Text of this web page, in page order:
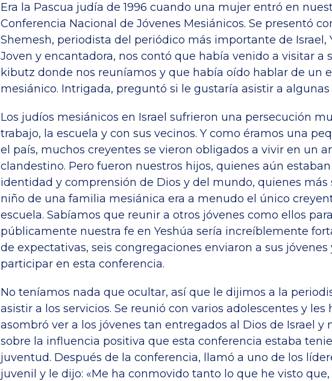
Era la Pascua judía de 1996 cuando una mujer entró en
Conferencia Nacional de Jóvenes Mesiánicos. Se presentó
Shemesh, periodista del periódico más importante de Israel,
Joven y encantadora, nos contó que había venido a visitar a
kibutz donde nos reuníamos y que había oído hablar de un
mesiánico. Intrigada, preguntó si le gustaría asistir a algunas
Los judíos mesiánicos en Israel sufrieron una persecución
trabajo, la escuela y con sus vecinos. Y como éramos una
el país, muchos creyentes se vieron obligados a vivir en un
clandestino. Pero fueron nuestros hijos, quienes aún
identidad y comprensión de Dios y del mundo, quienes más
niño de una familia mesiánica era a menudo el único
escuela. Sabíamos que reunir a otros jóvenes como ellos
públicamente nuestra fe en Yeshúa sería increíblemente
de expectativas, seis congregaciones enviaron a sus jóvenes
participar en esta conferencia.
No teníamos nada que ocultar, así que le dijimos a la
asistir a los servicios. Se reunió con varios adolescentes y les
asombró ver a los jóvenes tan entregados al Dios de Israel y
sobre la influencia positiva que esta conferencia estaba
juventud. Después de la conferencia, llamó a uno de los
juvenil y le dijo: «Me ha conmovido tanto lo que he visto